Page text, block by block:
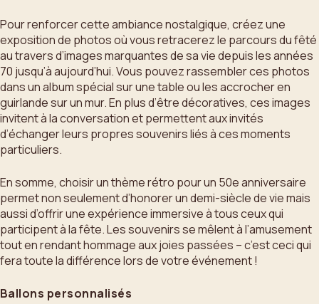
Pour renforcer cette ambiance nostalgique, créez une
exposition de photos où vous retracerez le parcours du fêté
au travers d’images marquantes de sa vie depuis les années
70 jusqu’à aujourd’hui. Vous pouvez rassembler ces photos
dans un album spécial sur une table ou les accrocher en
guirlande sur un mur. En plus d’être décoratives, ces images
invitent à la conversation et permettent aux invités
d’échanger leurs propres souvenirs liés à ces moments
particuliers.
En somme, choisir un thème rétro pour un 50e anniversaire
permet non seulement d’honorer un demi-siècle de vie mais
aussi d’offrir une expérience immersive à tous ceux qui
participent à la fête. Les souvenirs se mêlent à l’amusement
tout en rendant hommage aux joies passées – c’est ceci qui
fera toute la différence lors de votre événement !
Ballons personnalisés